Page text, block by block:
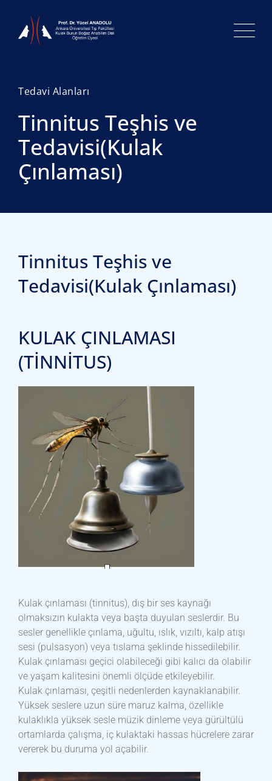
Tedavi Alanları
Tinnitus Teşhis ve
Tedavisi(Kulak
Çınlaması)
Tinnitus Teşhis ve
Tedavisi(Kulak Çınlaması)
KULAK ÇINLAMASI
(TİNNİTUS)
Kulak çınlaması (tinnitus), dış bir ses kaynağı
olmaksızın kulakta veya başta duyulan seslerdir. Bu
sesler genellikle çınlama, uğultu, ıslık, vızıltı, kalp atışı
sesi (pulsasyon) veya tıslama şeklinde hissedilebilir.
Kulak çınlaması geçici olabileceği gibi kalıcı da olabilir
ve yaşam kalitesini önemli ölçüde etkileyebilir.
Kulak çınlaması, çeşitli nedenlerden kaynaklanabilir.
Yüksek seslere uzun süre maruz kalma, özellikle
kulaklıkla yüksek sesle müzik dinleme veya gürültülü
ortamlarda çalışma, iç kulaktaki hassas hücrelere zarar
vererek bu duruma yol açabilir.